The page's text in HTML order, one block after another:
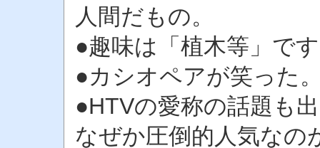
人間だもの。
●趣味は「植木等」で
●カシオペアが笑った
●HTVの愛称の話題も
なぜか圧倒的人気なの